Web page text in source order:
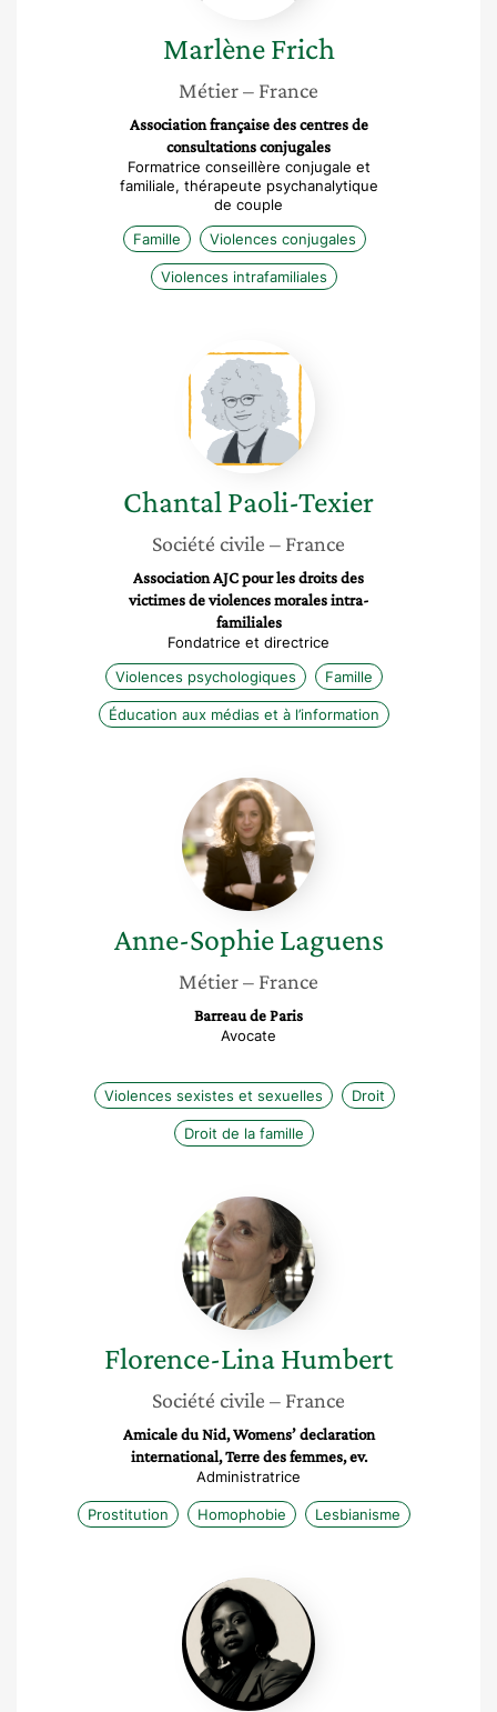
Marlène Frich
Métier– France
Association française des centres de
consultations conjugales
Formatrice conseillère conjugale et
familiale, thérapeute psychanalytique
de couple
Famille
Violences conjugales
Violences intrafamiliales
Chantal
Paoli-
Texier
Chantal Paoli-Texier
Société civile – France
Association AJC pour les droits des
victimes de violences morales intra-
familiales
Fondatrice et directrice
Violences psychologiques
Famille
Éducation aux médias et à l’information
Anne-
Sophie
Laguens
Anne-Sophie Laguens
Métier– France
Barreau de Paris
Avocate
Violences sexistes et sexuelles Droit
Droit de la famille
Florence-
Lina
Humbert
Florence-LinaHumbert
Société civile – France
Amicale du Nid, Womens’ declaration
international, Terre des femmes, ev.
Administratrice
Prostitution Homophobie Lesbianisme
Emmanuelle
Bomba